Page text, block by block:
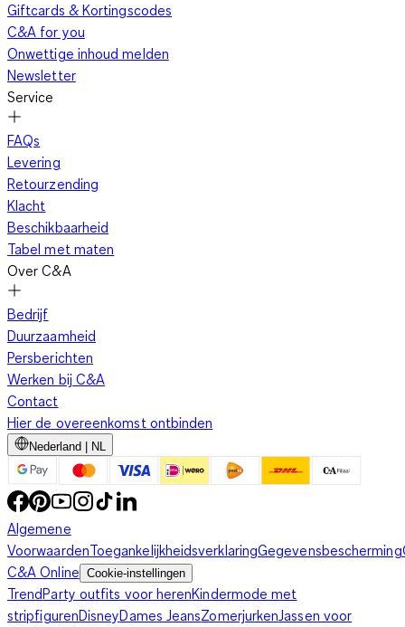
Giftcards & Kortingscodes
C&A for you
Onwettige inhoud melden
Newsletter
Service
FAQs
Levering
Retourzending
Klacht
Beschikbaarheid
Tabel met maten
Over C&A
Bedrijf
Duurzaamheid
Persberichten
Werken bij C&A
Contact
Hier de overeenkomst ontbinden
Nederland | NL
Algemene
VoorwaardenToegankelijkheidsverklaringGegevensbescherming
C&A Online Cookie-instellingen
TrendParty outfits voor herenKindermode met
stripfigurenDisneyDames JeansZomerjurkenJassen voor